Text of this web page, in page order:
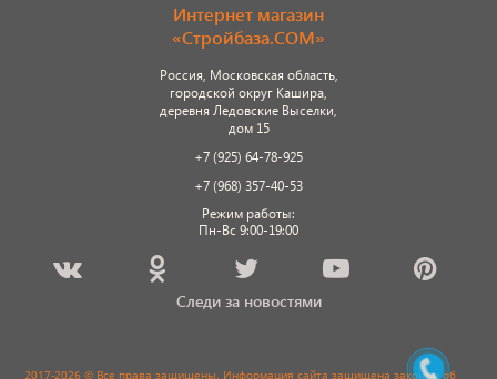
Интернет магазин
«Стройбаза.COM»
Россия, Московская область,
городской округ Кашира,
деревня Ледовские Выселки,
дом 15
+7 (925) 64-78-925
+7 (968) 357-40-53
Режим работы:
Пн-Вс 9:00-19:00
Следи за новостями
2017-2026 © Все права защищены. Информация сайта защищена законом об